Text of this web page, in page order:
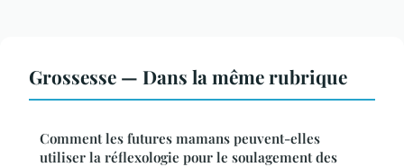
Grossesse — Dans la même rubrique
Comment les futures mamans peuvent-elles
utiliser la réflexologie pour le soulagement des